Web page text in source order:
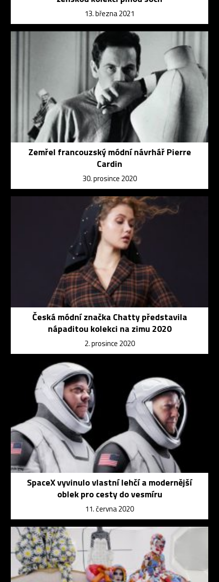
13. března 2021
Zemřel francouzský módní návrhář Pierre
Cardin
30. prosince 2020
Česká módní značka Chatty představila
nápaditou kolekci na zimu 2020
2. prosince 2020
SpaceX vyvinulo vlastní lehčí a modernější
oblek pro cesty do vesmíru
11. června 2020